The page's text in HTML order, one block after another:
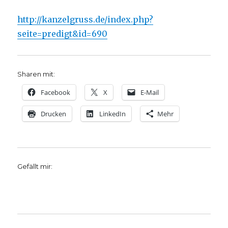
Gedicht
von
Annette
Fleischer,
Welver
2015
http://kanzelgruss.de/index.php?
seite=predigt&id=690
Sharen mit:
Facebook X E-Mail
Drucken LinkedIn Mehr
Gefällt mir: